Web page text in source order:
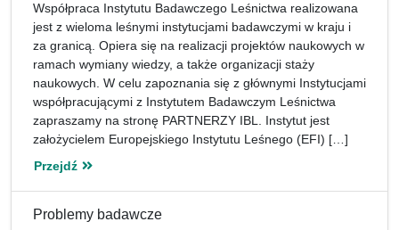
Współpraca Instytutu Badawczego Leśnictwa realizowana
jest z wieloma leśnymi instytucjami badawczymi w kraju i
za granicą. Opiera się na realizacji projektów naukowych w
ramach wymiany wiedzy, a także organizacji staży
naukowych. W celu zapoznania się z głównymi Instytucjami
współpracującymi z Instytutem Badawczym Leśnictwa
zapraszamy na stronę PARTNERZY IBL. Instytut jest
założycielem Europejskiego Instytutu Leśnego (EFI) […]
Przejdź
Problemy badawcze